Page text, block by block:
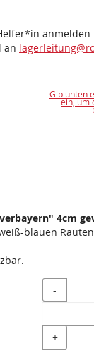
anmelden
an
Gib unten
ein, um
4cm
blauen
Menge
-
+